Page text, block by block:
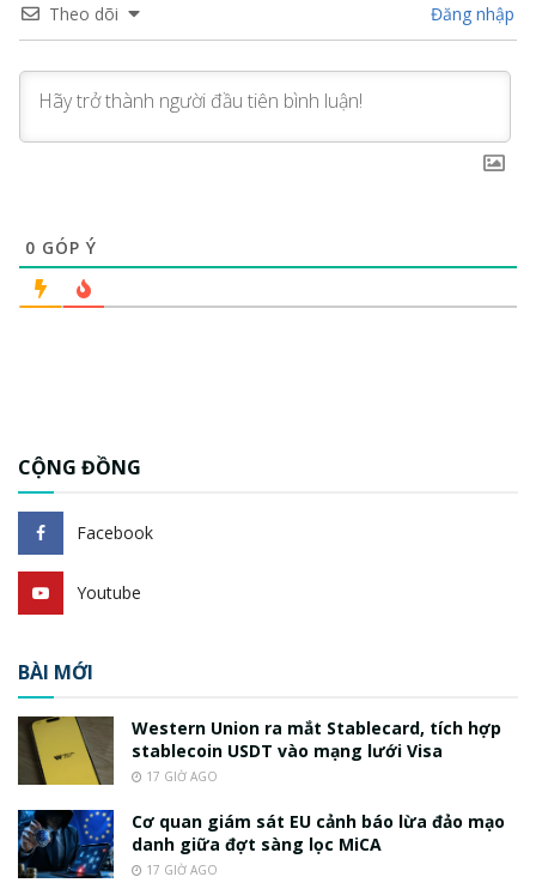
Theo dõi Đăng nhập
0 GÓP Ý
CỘNG ĐỒNG
Facebook
Youtube
BÀI MỚI
Western Union ra mắt Stablecard, tích hợp
stablecoin USDT vào mạng lưới Visa
17 GIỜ AGO
Cơ quan giám sát EU cảnh báo lừa đảo mạo
danh giữa đợt sàng lọc MiCA
17 GIỜ AGO